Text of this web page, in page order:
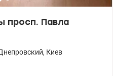
просп. Павла
, Киев